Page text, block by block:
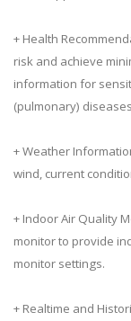
+ Health
risk and achieve
information for
(pulmonary)
+ Weather
wind, current
+ Indoor Air Quality
monitor to provide
monitor settings.
+ Realtime and